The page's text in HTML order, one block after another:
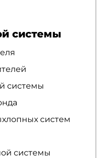
системы
системы
систем
системы